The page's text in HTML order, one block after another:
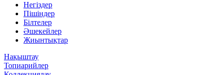
Негіздер
Пішіндер
Білтелер
Әшекейлер
Жиынтықтар
Нақыштау
Топиарийлер